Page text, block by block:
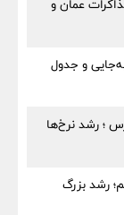
عمان و
و جدول
؛ رشد نرخ‌ها
برای هر سهم؛ رشد بزرگ